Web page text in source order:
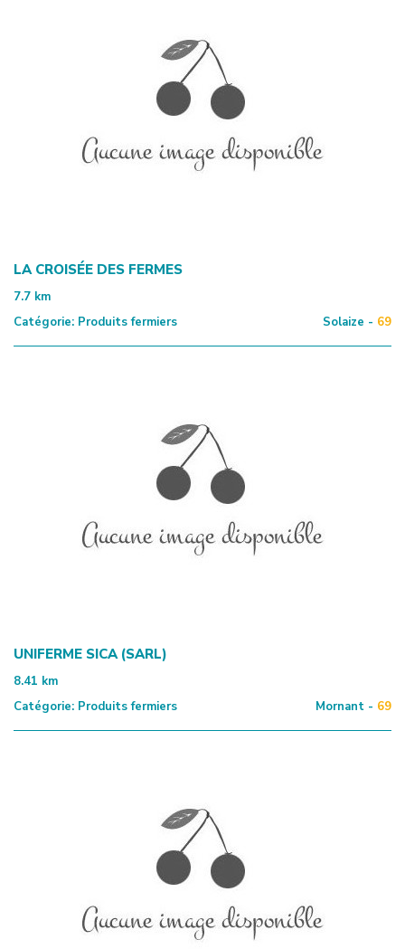
LA CROISÉE DES FERMES
7.7 km
Catégorie: Produits fermiers Solaize - 69
UNIFERME SICA (SARL)
8.41 km
Catégorie: Produits fermiers Mornant - 69